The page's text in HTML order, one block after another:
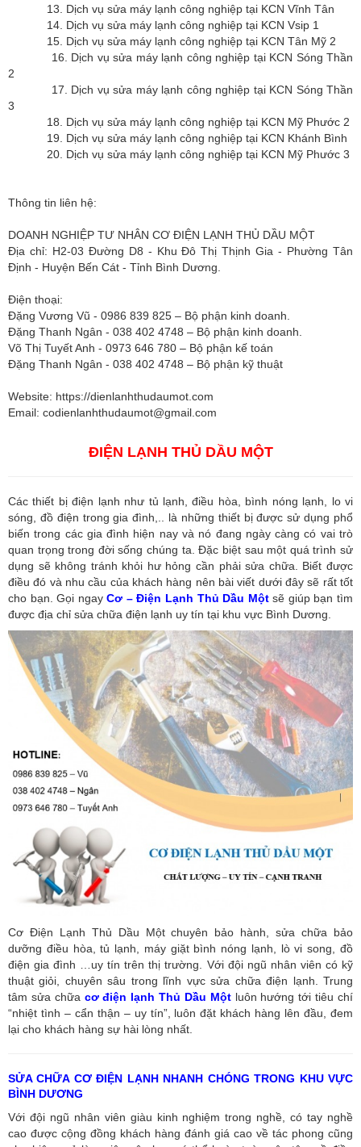
13. Dịch vụ sửa máy lạnh công nghiệp tại KCN Vĩnh Tân
14. Dịch vụ sửa máy lạnh công nghiệp tại KCN Vsip 1
15. Dịch vụ sửa máy lạnh công nghiệp tại KCN Tân Mỹ 2
16. Dịch vụ sửa máy lạnh công nghiệp tại KCN Sóng Thần
2
17. Dịch vụ sửa máy lạnh công nghiệp tại KCN Sóng Thần
3
18. Dịch vụ sửa máy lạnh công nghiệp tại KCN Mỹ Phước 2
19. Dịch vụ sửa máy lạnh công nghiệp tại KCN Khánh Bình
20. Dịch vụ sửa máy lạnh công nghiệp tại KCN Mỹ Phước 3
Thông tin liên hệ:
DOANH NGHIỆP TƯ NHÂN CƠ ĐIỆN LẠNH THỦ DẦU MỘT
Địa chỉ: H2-03 Đường D8 - Khu Đô Thị Thịnh Gia - Phường Tân
Định - Huyện Bến Cát - Tỉnh Bình Dương.
Điện thoại:
Đặng Vương Vũ - 0986 839 825 – Bộ phận kinh doanh.
Đặng Thanh Ngân - 038 402 4748 – Bộ phận kinh doanh.
Võ Thị Tuyết Anh - 0973 646 780 – Bộ phận kế toán
Đặng Thanh Ngân - 038 402 4748 – Bộ phận kỹ thuật
Website: https://dienlanhthudaumot.com
Email: codienlanhthudaumot@gmail.com
ĐIỆN LẠNH THỦ DẦU MỘT
Các thiết bị điện lạnh như tủ lạnh, điều hòa, bình nóng lạnh, lo vi
sóng, đồ điện trong gia đình,.. là những thiết bị được sử dụng phổ
biến trong các gia đình hiện nay và nó đang ngày càng có vai trò
quan trọng trong đời sống chúng ta. Đặc biệt sau một quá trình sử
dụng sẽ không tránh khỏi hư hỏng cần phải sửa chữa. Biết được
điều đó và nhu cầu của khách hàng nên bài viết dưới đây sẽ rất tốt
cho bạn. Gọi ngayCơ – Điện Lạnh Thủ Dầu Một sẽ giúp bạn tìm
được địa chỉ sửa chữa điện lạnh uy tín tại khu vực Bình Dương.
Cơ Điện Lạnh Thủ Dầu Một chuyên bảo hành, sửa chữa bảo
dưỡng điều hòa, tủ lạnh, máy giặt bình nóng lạnh, lò vi song, đồ
điện gia đình …uy tín trên thị trường. Với đội ngũ nhân viên có kỹ
thuật giỏi, chuyên sâu trong lĩnh vực sửa chữa điện lạnh. Trung
tâm sửa chữa cơ điện lạnh Thủ Dầu Mộtluôn hướng tới tiêu chí
“nhiệt tình – cẩn thận – uy tín”, luôn đặt khách hàng lên đầu, đem
lại cho khách hàng sự hài lòng nhất.
SỬA CHỮA CƠ ĐIỆN LẠNH NHANH CHÓNG TRONG KHU VỰC
BÌNH DƯƠNG
Với đội ngũ nhân viên giàu kinh nghiệm trong nghề, có tay nghề
cao được cộng đồng khách hàng đánh giá cao về tác phong cũng